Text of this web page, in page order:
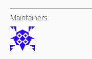
Maintainers